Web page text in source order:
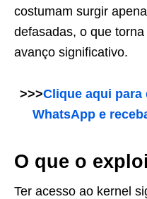
costumam surgir
defasadas, o que
avanço significativo.
>>>Clique aqui
WhatsApp e
O que o
Ter acesso ao kernel